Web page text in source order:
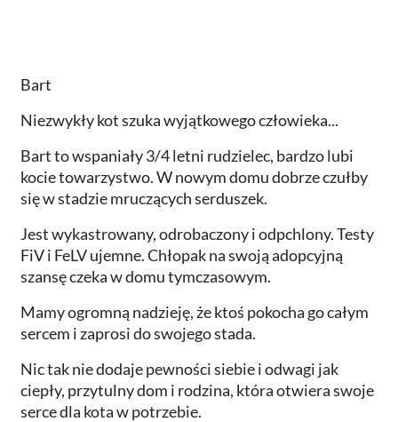
Bart
Niezwykły kot szuka wyjątkowego człowieka...
Bart to wspaniały 3/4 letni rudzielec, bardzo lubi
kocie towarzystwo. W nowym domu dobrze czułby
się w stadzie mruczących serduszek.
Jest wykastrowany, odrobaczony i odpchlony. Testy
FiV i FeLV ujemne. Chłopak na swoją adopcyjną
szansę czeka w domu tymczasowym.
Mamy ogromną nadzieję, że ktoś pokocha go całym
sercem i zaprosi do swojego stada.
Nic tak nie dodaje pewności siebie i odwagi jak
ciepły, przytulny dom i rodzina, która otwiera swoje
serce dla kota w potrzebie.